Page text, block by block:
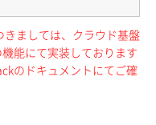
ましては、クラウド基盤
能にて実装しております
のドキュメントにてご確